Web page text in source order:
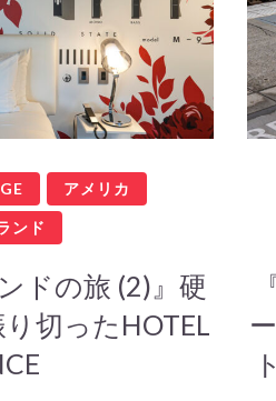
アメリカ
ンド
ドの旅 (2)』硬
切ったHOTEL